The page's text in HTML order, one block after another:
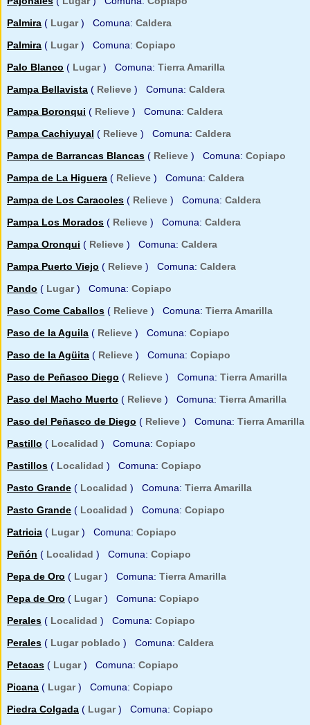
Palmira ( Lugar) Comuna: Caldera
Palmira ( Lugar) Comuna: Copiapo
Palo Blanco ( Lugar) Comuna: Tierra Amarilla
Pampa Bellavista ( Relieve ) Comuna: Caldera
Pampa Boronqui ( Relieve ) Comuna: Caldera
Pampa Cachiyuyal ( Relieve ) Comuna: Caldera
Pampa de Barrancas Blancas ( Relieve ) Comuna: Copiapo
Pampa de La Higuera ( Relieve ) Comuna: Caldera
Pampa de Los Caracoles ( Relieve ) Comuna: Caldera
Pampa Los Morados ( Relieve ) Comuna: Caldera
Pampa Oronqui ( Relieve ) Comuna: Caldera
Pampa Puerto Viejo ( Relieve ) Comuna: Caldera
Pando ( Lugar) Comuna: Copiapo
Paso Come Caballos ( Relieve ) Comuna: Tierra Amarilla
Paso de la Aguila ( Relieve ) Comuna: Copiapo
Paso de la Agüita ( Relieve ) Comuna: Copiapo
Paso de Peñasco Diego ( Relieve ) Comuna: Tierra Amarilla
Paso del Macho Muerto ( Relieve ) Comuna: Tierra Amarilla
Paso del Peñasco de Diego ( Relieve ) Comuna: Tierra Amarilla
Pastillo ( Localidad ) Comuna: Copiapo
Pastillos ( Localidad ) Comuna: Copiapo
Pasto Grande ( Localidad ) Comuna: Tierra Amarilla
Pasto Grande ( Localidad ) Comuna: Copiapo
Patricia ( Lugar) Comuna: Copiapo
Peñón ( Localidad ) Comuna: Copiapo
Pepa de Oro ( Lugar) Comuna: Tierra Amarilla
Pepa de Oro ( Lugar) Comuna: Copiapo
Perales ( Localidad ) Comuna: Copiapo
Perales ( Lugar poblado ) Comuna: Caldera
Petacas ( Lugar) Comuna: Copiapo
Picana ( Lugar) Comuna: Copiapo
Piedra Colgada ( Lugar) Comuna: Copiapo